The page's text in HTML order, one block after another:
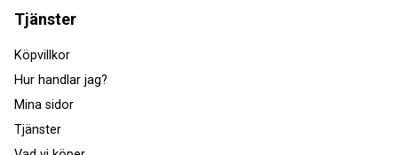
Tjänster
Köpvillkor
Hur handlar jag?
Mina sidor
Tjänster